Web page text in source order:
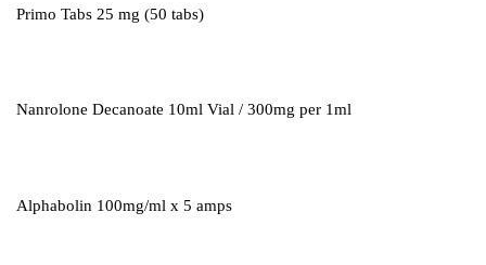
Primo Tabs 25 mg (50 tabs)
Nanrolone Decanoate 10ml Vial / 300mg per 1ml
Alphabolin 100mg/ml x 5 amps